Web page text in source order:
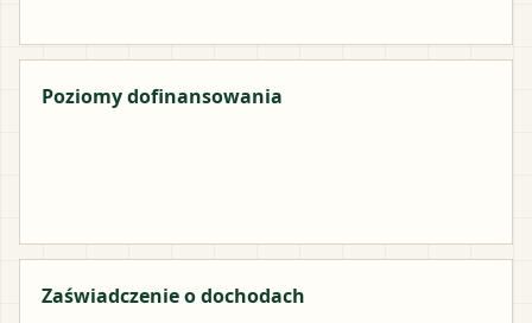
Poziomy dofinansowania
Zaświadczenie o dochodach